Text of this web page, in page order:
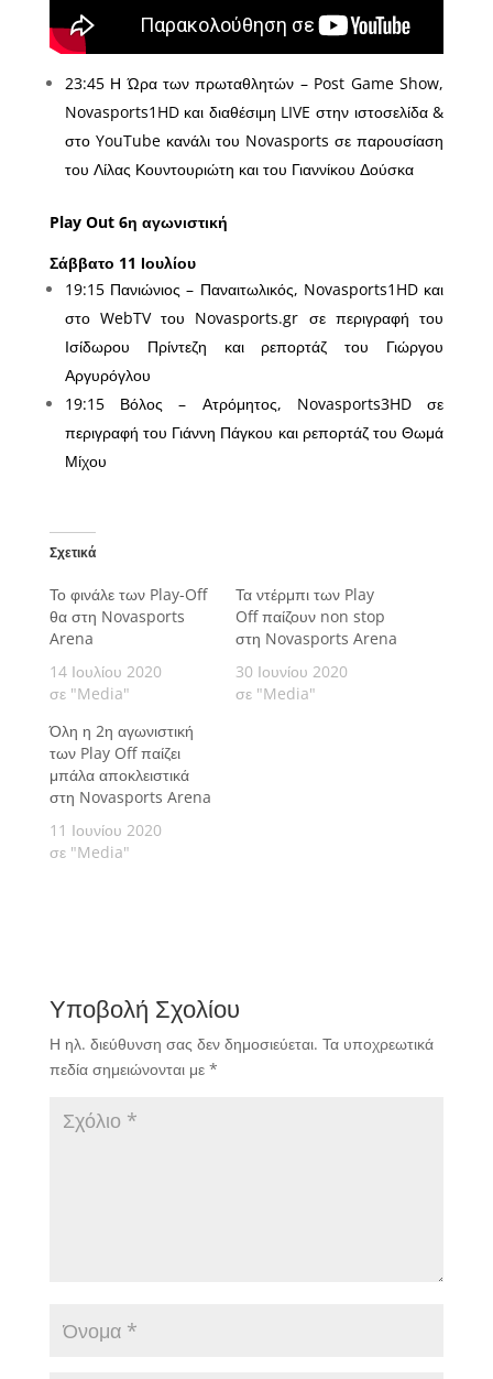
23:45 Η Ώρα των πρωταθλητών – Post Game Show,
Novasports1HD και διαθέσιμη LIVE στην ιστοσελίδα &
στο YouTube κανάλι του Novasports σε παρουσίαση
του Λίλας Κουντουριώτη και του Γιαννίκου Δούσκα
Play Out 6η αγωνιστική
Σάββατο 11 Ιουλίου
19:15 Πανιώνιος – Παναιτωλικός, Novasports1HD και
στο WebTV του Novasports.gr σε περιγραφή του
Ισίδωρου Πρίντεζη και ρεπορτάζ του Γιώργου
Αργυρόγλου
19:15 Βόλος – Ατρόμητος, Novasports3HD σε
περιγραφή του Γιάννη Πάγκου και ρεπορτάζ του Θωμά
Μίχου
Σχετικά
Το φινάλε των Play-Off
θα στη Novasports
Arena
14 Ιουλίου 2020
σε "Media"
Τα ντέρμπι των Play
Off παίζουν non stop
στη Novasports Arena
30 Ιουνίου 2020
σε "Media"
Όλη η 2η αγωνιστική
των Play Off παίζει
μπάλα αποκλειστικά
στη Novasports Arena
11 Ιουνίου 2020
σε "Media"
Υποβολή Σχολίου
Η ηλ. διεύθυνση σας δεν δημοσιεύεται. Τα υποχρεωτικά
πεδία σημειώνονται με *